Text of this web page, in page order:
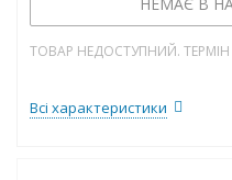
ТОВАР НЕДОСТУПНИЙ.
Всі характеристики